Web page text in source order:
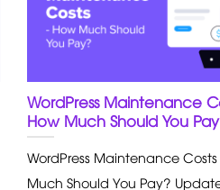
WordPress Maintenance
How Much Should You
WordPress Maintenance Costs
Much Should You Pay?